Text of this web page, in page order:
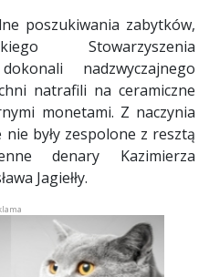
poszukiwania zabytków,
Stowarzyszenia
nadzwyczajnego
natrafili na ceramiczne
monetami. Z naczynia
były zespolone z resztą
denary Kazimierza
Jagiełły.